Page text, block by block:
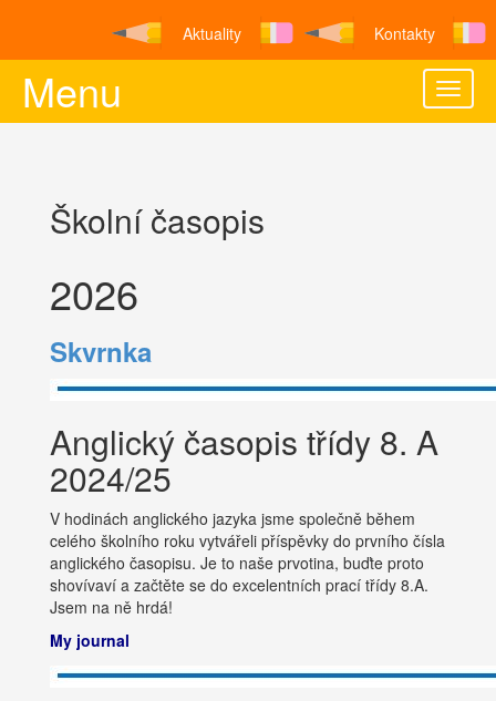
Aktuality Kontakty
Toggle
Menu
Školní časopis
2026
Skvrnka
Anglický časopis třídy 8. A
2024/25
V hodinách anglického jazyka jsme společně během
celého školního roku vytvářeli příspěvky do prvního čísla
anglického časopisu. Je to naše prvotina, buďte proto
shovívaví a začtěte se do excelentních prací třídy 8.A.
Jsem na ně hrdá!
My journal